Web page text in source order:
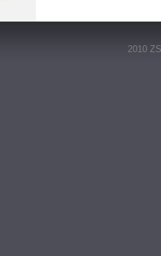
2010